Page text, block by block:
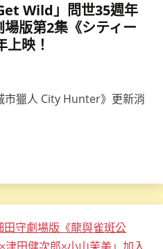
Wild」問世35週年
版第2集《シティー
映！
市獵人 City Hunter》更新消